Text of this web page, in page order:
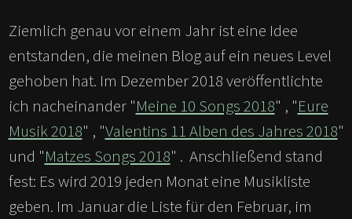
Ziemlich genau vor einem Jahr ist eine Idee
entstanden, die meinen Blog auf ein neues Level
gehoben hat. Im Dezember 2018 veröffentlichte
ich nacheinander "Meine 10 Songs 2018" , "Eure
Musik 2018" , "Valentins 11 Alben des Jahres 2018"
und "Matzes Songs 2018" . Anschließend stand
fest: Es wird 2019 jeden Monat eine Musikliste
geben. Im Januar die Liste für den Februar, im